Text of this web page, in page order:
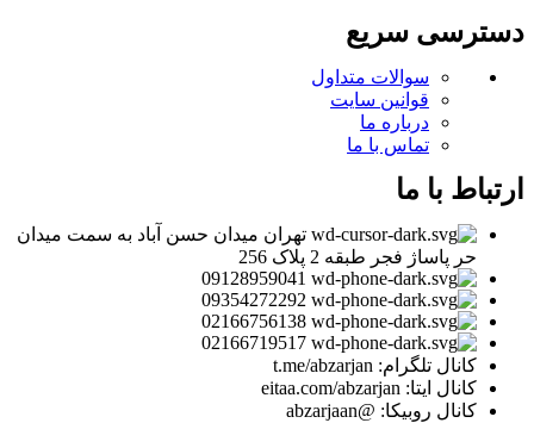
دسترسی سریع
سوالات متداول
قوانین سایت
درباره ما
تماس با ما
ارتباط با ما
تهران میدان حسن آباد به سمت میدان
حر پاساژ فجر طبقه 2 پلاک 256
09128959041
09354272292
02166756138
02166719517
کانال تلگرام: t.me/abzarjan
کانال ایتا: eitaa.com/abzarjan
کانال روبیکا: @abzarjaan